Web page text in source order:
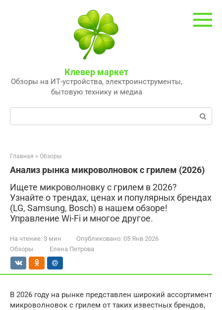
Клевер маркет
Обзоры на ИТ-устройства, электроинструменты,
бытовую технику и медиа
Поиск:
Главная » Обзоры
Анализ рынка микроволновок с грилем (2026)
Ищете микроволновку с грилем в 2026?
Узнайте о трендах, ценах и популярных брендах
(LG, Samsung, Bosch) в нашем обзоре!
Управление Wi-Fi и многое другое.
На чтение: 3 мин Опубликовано: 05 Янв 2026
Обзоры
Елена Петрова
В 2026 году на рынке представлен широкий ассортимент
микроволновок с грилем от таких известных брендов,